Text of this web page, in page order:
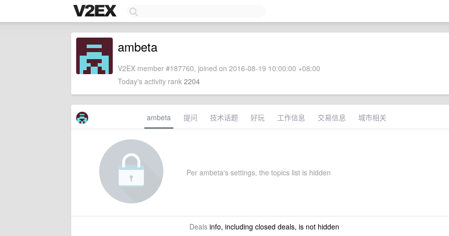
ambeta
V2EX member #187760, joined on 2016-08-19 10:00:00 +08:00
Today's activity rank 2204
ambeta 提问 技术话题 好玩 工作信息 交易信息 城市相关
Per ambeta's settings, the topics list is hidden
Dealsinfo, including closed deals, is not hidden